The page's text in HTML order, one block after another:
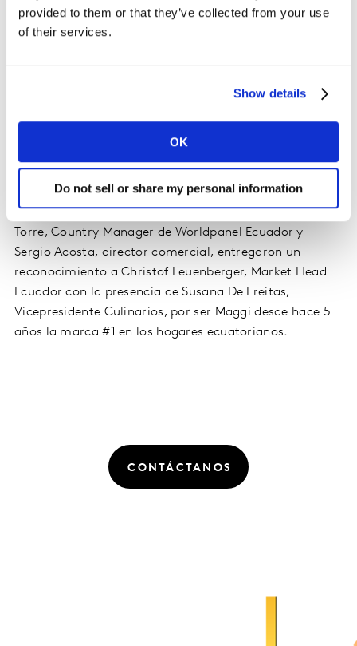
provided to them or that they’ve collected from your use
of their services.
Show details
OK
Do not sell or share my personal information
Maggi con su variedad de productos, entre los que
constante innovación en su cartera productos, promete
Este logro demuestra claramente el gran trabajo
realizado por el equipo, razón por la cual Miguel de la
Torre, Country Manager de Worldpanel Ecuador y
Sergio Acosta, director comercial, entregaron un
reconocimiento a Christof Leuenberger, Market Head
Ecuador con la presencia de Susana De Freitas,
Vicepresidente Culinarios, por ser Maggi desde hace 5
años la marca #1 en los hogares ecuatorianos.
CONTÁCTANOS